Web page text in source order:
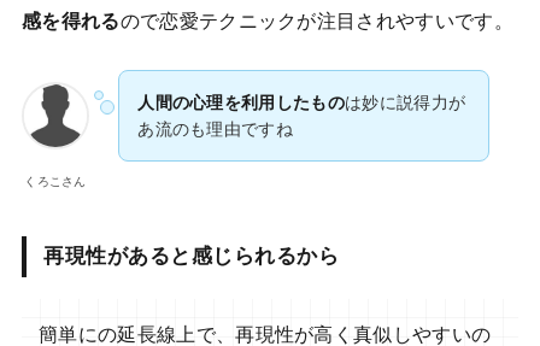
感を得れるので恋愛テクニックが注目されやすいです。
くろこさん
人間の心理を利用したものは妙に説得力が
あ流のも理由ですね
再現性があると感じられるから
簡単にの延長線上で、再現性が高く真似しやすいの